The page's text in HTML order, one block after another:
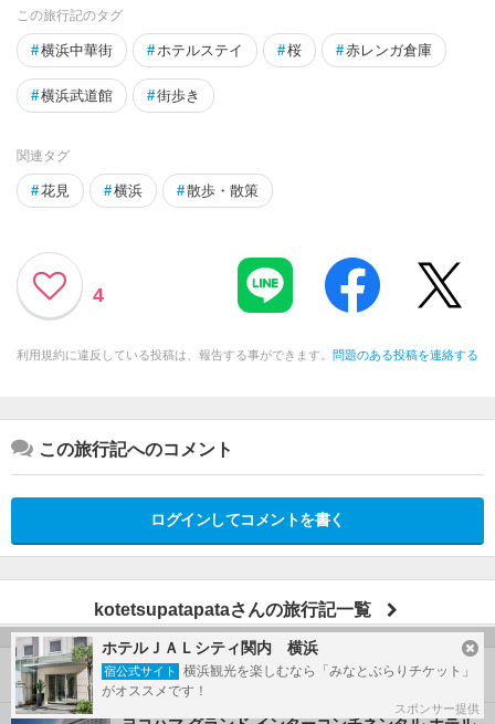
この旅行記のタグ
#横浜中華街 # ホテルステイ #桜 #赤レンガ倉庫
#横浜武道館 #街歩き
関連タグ
#花見 #横浜 #散歩・散策
4
利用規約に違反している投稿は、報告する事ができます。 問題のある投稿を連絡する
この旅行記へのコメント
ログインしてコメントを書く
kotetsupatapataさんの旅行記一覧
この旅行で行ったホテル
ホテルＪＡＬシティ関内 横浜
宿公式サイト
横浜観光を楽しむなら「みなとぶらりチケット」
がオススメです！
スポンサー提供